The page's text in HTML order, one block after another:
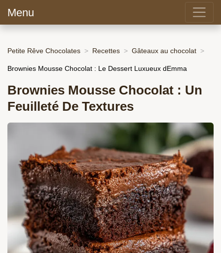
Menu
Petite Rêve Chocolates Recettes Gâteaux au chocolat
Brownies Mousse Chocolat : Le Dessert Luxueux dEmma
Brownies Mousse Chocolat : Un
Feuilleté De Textures